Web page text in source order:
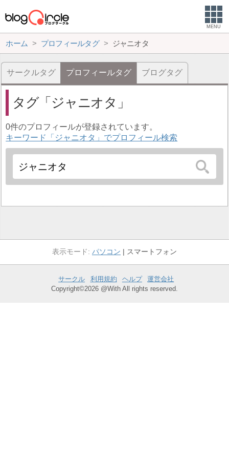
MENU
ホーム プロフィールタグ ジャニオタ
サークルタグ プロフィールタグ ブログタグ
タグ ジャニオタ
0件のプロフィールが登録されています。
キーワード「ジャニオタ」でプロフィール検索
パソコン スマートフォン
サークル 利用規約 ヘルプ
運営会社
Copyright©2026 @With All rights reserved.